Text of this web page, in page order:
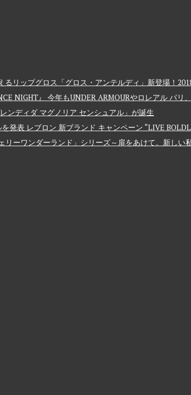
リップグロス「グロス・アンテルディ」新登場！
NIGHT』 今年もUNDER ARMOURやロレアル パ
ンディダ マグノリア センシュアル」が誕生
発表 レブロン 新ブランド キャンペーン “LIVE
ーワンダーランド」シリーズ～扉をあけて。新しい